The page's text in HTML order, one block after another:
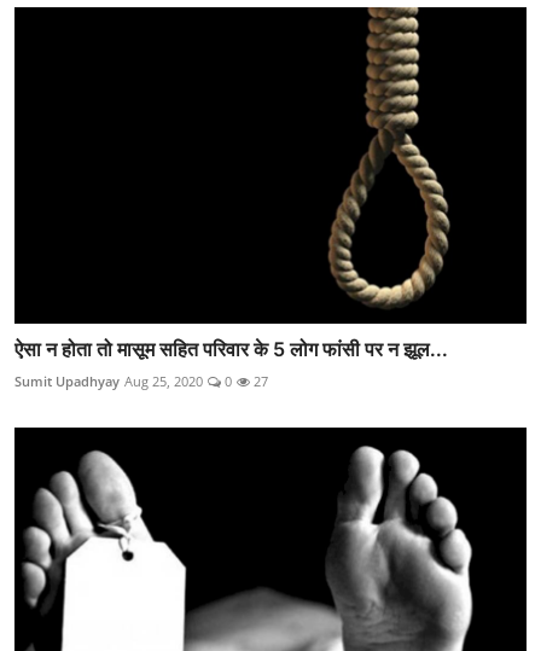
ऐसा न होता तो मासूम सहित परिवार के 5 लोग फांसी पर न झूल...
Sumit Upadhyay Aug 25, 2020 0 27